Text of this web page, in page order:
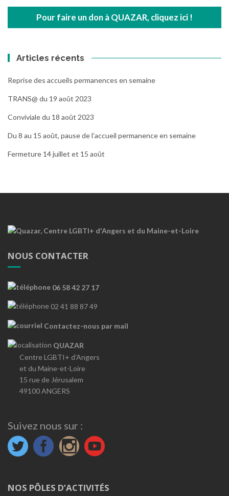
Pour faire un don à QUAZAR, cliquez ici !
Articles récents
Reprise des accueils permanences en semaine
TRANS@ du 19 août 2023
Conviviale du 18 août 2023
Du 8 au 15 août, pause de l’accueil permanence en semaine
Fermeture 14 juillet et 15 août
NOUS CONTACTER
06 58 42 27 17
02 41 88 87 49
Contactez-nous par mail
QUAZAR
Centre LGBTI+ d’Angers
et du Maine-et-Loire
15 rue de Jérusalem
49100 ANGERS
Suivez nous sur :
NOS PÔLES D’ACTIVITÉS